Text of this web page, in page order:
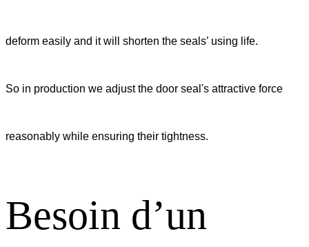
deform easily and it will shorten the seals’ using life.
So in production we adjust the door seal's attractive force
reasonably while ensuring their tightness.
Besoin d’un